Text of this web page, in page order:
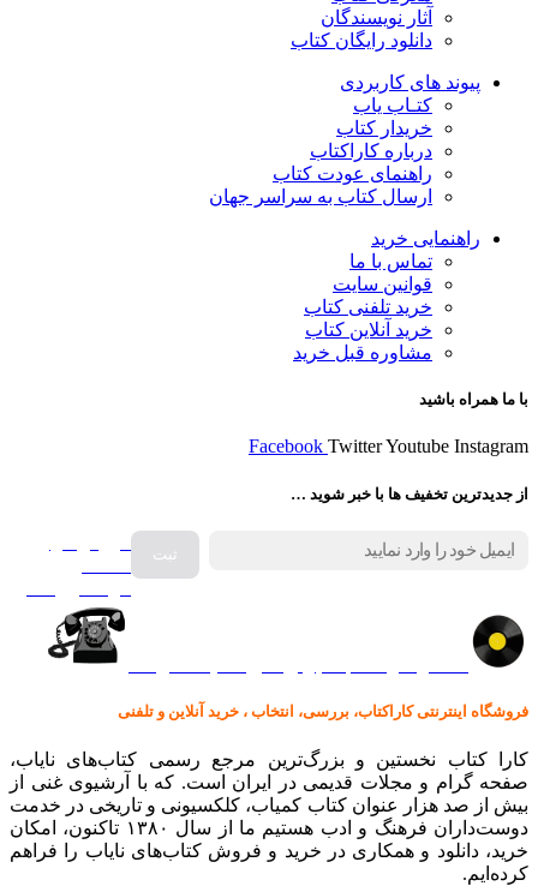
آثار نویسندگان
دانلود رایگان کتاب
پیوند های کاربردی
کتـاب یاب
خریدار کتاب
درباره کاراکتاب
راهنمای عودت کتاب
ارسال کتاب به سراسر جهان
راهنمایی خرید
تماس با ما
قوانین سایت
خرید تلفنی کتاب
خرید آنلاین کتاب
مشاوره قبل خرید
با ما همراه باشید
Facebook TwitterYoutube Instagram
از جدیدترین تخفیف ها با خبر شوید …
فروش انواع
فروشگاه اینترنتی کاراکتاب، بررسی، انتخاب ، خرید آنلاین و تلفنی
کارا کتاب نخستین و بزرگ‌ترین مرجع رسمی کتاب‌های نایاب،
صفحه گرام و مجلات قدیمی در ایران است. که با آرشیوی غنی از
بیش از صد هزار عنوان کتاب کمیاب، کلکسیونی و تاریخی در خدمت
دوست‌داران فرهنگ و ادب هستیم ما از سال ۱۳۸۰ تاکنون، امکان
خرید، دانلود و همکاری در خرید و فروش کتاب‌های نایاب را فراهم
کرده‌ایم.